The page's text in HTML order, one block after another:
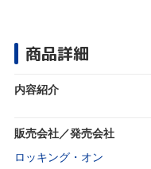
商品詳細
内容紹介
販売会社／発売会社
ロッキング・オン